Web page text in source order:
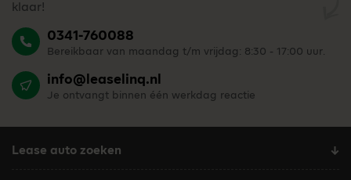
klaar!
0341-760088
Bereikbaar van maandag t/m vrijdag: 8:30 - 17:00 uur.
info@leaselinq.nl
Je ontvangt binnen één werkdag reactie
Lease auto zoeken